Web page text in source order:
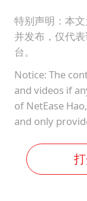
特别声明：本
并发布，仅代
台。
Notice: The
and videos if
of NetEase
and only